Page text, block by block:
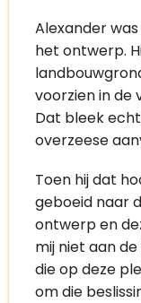
Alexander
het ontwerp.
voorzien in de
Dat bleek
overzeese
Toen hij dat
geboeid naar
ontwerp en
mij niet aan
die op deze
om die